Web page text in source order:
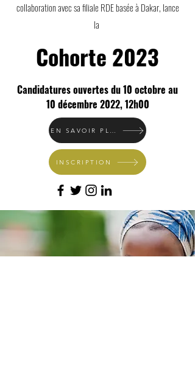
collaboration avec sa filiale RDE basée à Dakar, lance
la
Cohorte 2023
Candidatures ouvertes du 10 octobre au
10 décembre 2022, 12h00
INSCRIPTION